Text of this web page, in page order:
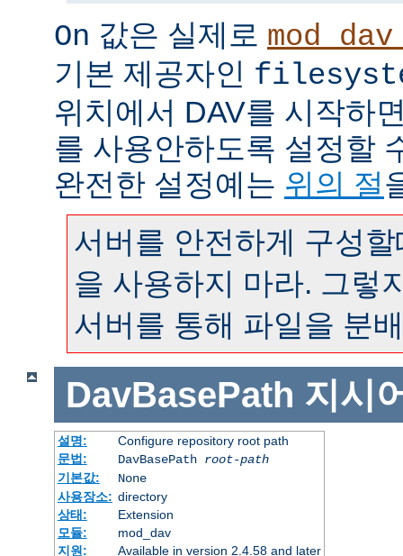
On 값은 실제로
기본 제공자인
위치에서 DAV를 시작하
를 사용안하도록 설정할
완전한 설정예는 위의 절
서버를 안전하게 구성
을 사용하지 마라. 그렇
서버를 통해 파일을 분
DavBasePath 지시
설명:
Configure repository root path
문법:
DavBasePath root-path
기본값:
None
사용장소: directory
상태:
Extension
모듈:
mod_dav
지원:
Available in version 2.4.58 and later